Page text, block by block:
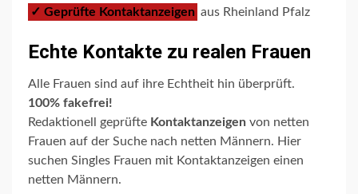
✓ Geprüfte Kontaktanzeigen aus Rheinland Pfalz
Echte Kontakte zu realen Frauen
Alle Frauen sind auf ihre Echtheit hin überprüft.
100% fakefrei!
Redaktionell geprüfte Kontaktanzeigen von netten
Frauen auf der Suche nach netten Männern. Hier
suchen Singles Frauen mit Kontaktanzeigen einen
netten Männern.